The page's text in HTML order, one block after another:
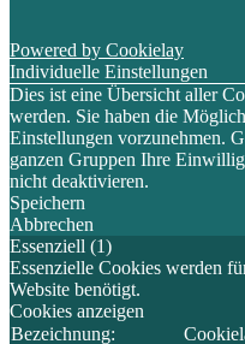
Powered by Cookielay
Individuelle Einstellungen
Dies ist eine Übersicht aller
werden. Sie haben die
Einstellungen vorzunehmen.
ganzen Gruppen Ihre
nicht deaktivieren.
Speichern
Abbrechen
Essenziell (1)
Essenzielle Cookies werden
Website benötigt.
Cookies anzeigen
Bezeichnung: